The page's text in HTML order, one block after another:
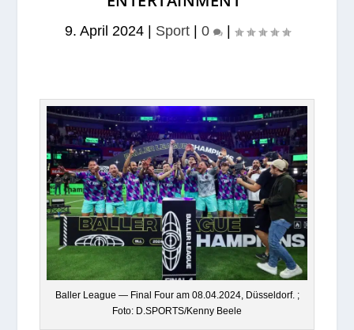
9. April 2024| Sport| 0 |
Bal­ler League — Final Four am 08.04.2024, Düs­sel­dorf. ;
Foto: D.SPORTS/Kenny Beele